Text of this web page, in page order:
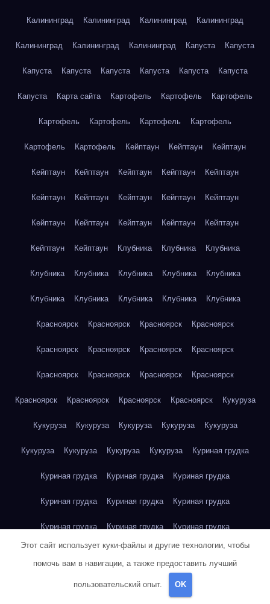
Калининград Калининград Калининград Калининград
Калининград Калининград Калининград Капуста Капуста
Капуста Капуста Капуста Капуста Капуста Капуста
Капуста Карта сайта Картофель Картофель Картофель
Картофель Картофель Картофель Картофель
Картофель Картофель Кейптаун Кейптаун Кейптаун
Кейптаун Кейптаун Кейптаун Кейптаун Кейптаун
Кейптаун Кейптаун Кейптаун Кейптаун Кейптаун
Кейптаун Кейптаун Кейптаун Кейптаун Кейптаун
Кейптаун Кейптаун Клубника Клубника Клубника
Клубника Клубника Клубника Клубника Клубника
Клубника Клубника Клубника Клубника Клубника
Красноярск Красноярск Красноярск Красноярск
Красноярск Красноярск Красноярск Красноярск
Красноярск Красноярск Красноярск Красноярск
Красноярск Красноярск Красноярск Красноярск Кукуруза
Кукуруза Кукуруза Кукуруза Кукуруза Кукуруза
Кукуруза Кукуруза Кукуруза Кукуруза Куриная грудка
Куриная грудка Куриная грудка Куриная грудка
Куриная грудка Куриная грудка Куриная грудка
Куриная грудка Куриная грудка Куриная грудка
Куриное яйцо Куриное яйцо Куриное яйцо
Куриное яйцо
Этот сайт использует куки-файлы и другие технологии, чтобы
помочь вам в навигации, а также предоставить лучший
пользовательский опыт. OK